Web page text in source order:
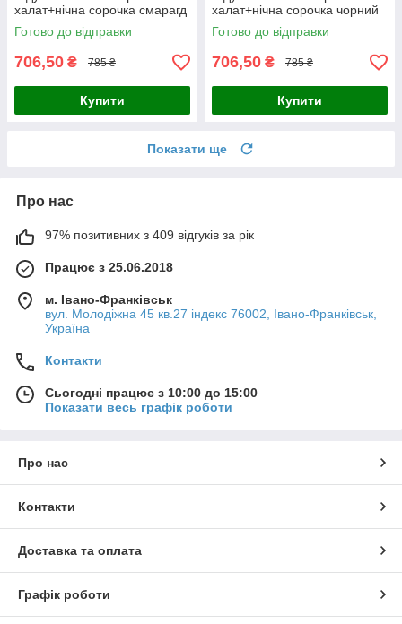
халат+нічна сорочка смарагд
р.44-60
Готово до відправки
706,50 ₴ 785 ₴
Купити
халат+нічна сорочка чорний
р.44-60
Готово до відправки
706,50 ₴ 785 ₴
Купити
Показати ще
Про нас
97% позитивних з 409 відгуків за рік
Працює з 25.06.2018
м. Івано-Франківськ
вул. Молодіжна 45 кв.27 індекс 76002, Івано-Франківськ,
Україна
Контакти
Сьогодні працює з 10:00 до 15:00
Показати весь графік роботи
Про нас
Контакти
Доставка та оплата
Графік роботи